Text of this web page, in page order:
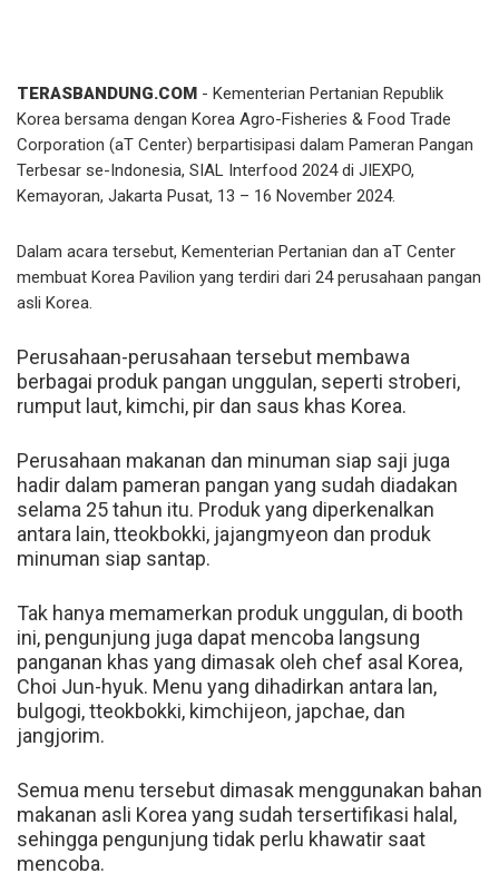
TERASBANDUNG.COM - Kementerian Pertanian Republik
Korea bersama dengan Korea Agro-Fisheries & Food Trade
Corporation (aT Center) berpartisipasi dalam Pameran Pangan
Terbesar se-Indonesia, SIAL Interfood 2024 di JIEXPO,
Kemayoran, Jakarta Pusat, 13 – 16 November 2024.
Dalam acara tersebut, Kementerian Pertanian dan aT Center
membuat Korea Pavilion yang terdiri dari 24 perusahaan pangan
asli Korea.
Perusahaan-perusahaan tersebut membawa
berbagai produk pangan unggulan, seperti stroberi,
rumput laut, kimchi, pir dan saus khas Korea.
Perusahaan makanan dan minuman siap saji juga
hadir dalam pameran pangan yang sudah diadakan
selama 25 tahun itu. Produk yang diperkenalkan
antara lain, tteokbokki, jajangmyeon dan produk
minuman siap santap.
Tak hanya memamerkan produk unggulan, di booth
ini, pengunjung juga dapat mencoba langsung
panganan khas yang dimasak oleh chef asal Korea,
Choi Jun-hyuk. Menu yang dihadirkan antara lan,
bulgogi, tteokbokki, kimchijeon, japchae, dan
jangjorim.
Semua menu tersebut dimasak menggunakan bahan
makanan asli Korea yang sudah tersertifikasi halal,
sehingga pengunjung tidak perlu khawatir saat
mencoba.